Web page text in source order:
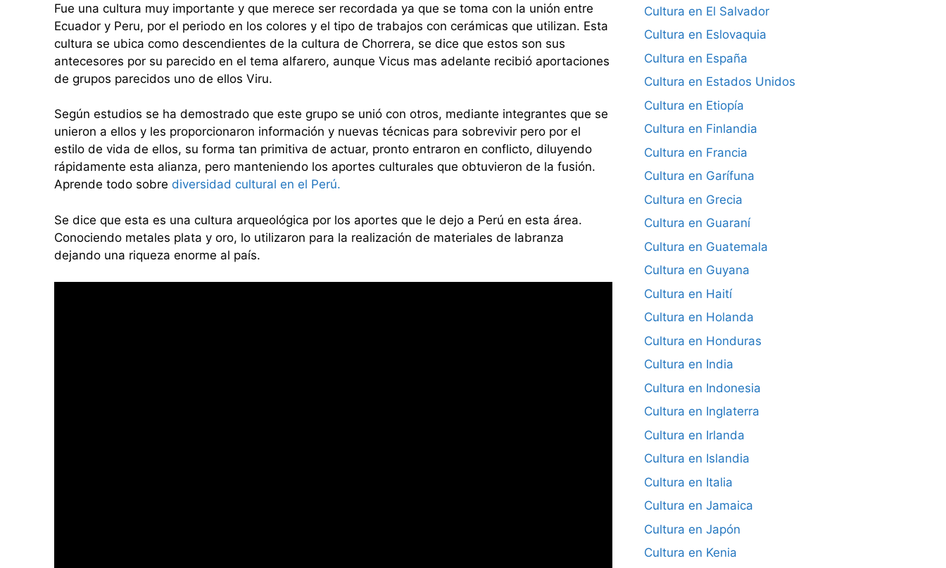
Fue una cultura muy importante y que merece ser recordada ya que se toma con la unión entre
Ecuador y Peru, por el periodo en los colores y el tipo de trabajos con cerámicas que utilizan. Esta
cultura se ubica como descendientes de la cultura de Chorrera, se dice que estos son sus
antecesores por su parecido en el tema alfarero, aunque Vicus mas adelante recibió aportaciones
de grupos parecidos uno de ellos Viru.
Según estudios se ha demostrado que este grupo se unió con otros, mediante integrantes que se
unieron a ellos y les proporcionaron información y nuevas técnicas para sobrevivir pero por el
estilo de vida de ellos, su forma tan primitiva de actuar, pronto entraron en conflicto, diluyendo
rápidamente esta alianza, pero manteniendo los aportes culturales que obtuvieron de la fusión.
Aprende todo sobre diversidad cultural en el Perú.
Se dice que esta es una cultura arqueológica por los aportes que le dejo a Perú en esta área.
Conociendo metales plata y oro, lo utilizaron para la realización de materiales de labranza
dejando una riqueza enorme al país.
Cultura en El Salvador
Cultura en Eslovaquia
Cultura en España
Cultura en Estados Unidos
Cultura en Etiopía
Cultura en Finlandia
Cultura en Francia
Cultura en Garífuna
Cultura en Grecia
Cultura en Guaraní
Cultura en Guatemala
Cultura en Guyana
Cultura en Haití
Cultura en Holanda
Cultura en Honduras
Cultura en India
Cultura en Indonesia
Cultura en Inglaterra
Cultura en Irlanda
Cultura en Islandia
Cultura en Italia
Cultura en Jamaica
Cultura en Japón
Cultura en Kenia